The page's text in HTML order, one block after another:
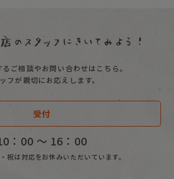
ご相談やお問い合わせはこちら。
フが親切にお応えします。
受付
：00 〜 16：00
祝は対応をお休みいただいています。